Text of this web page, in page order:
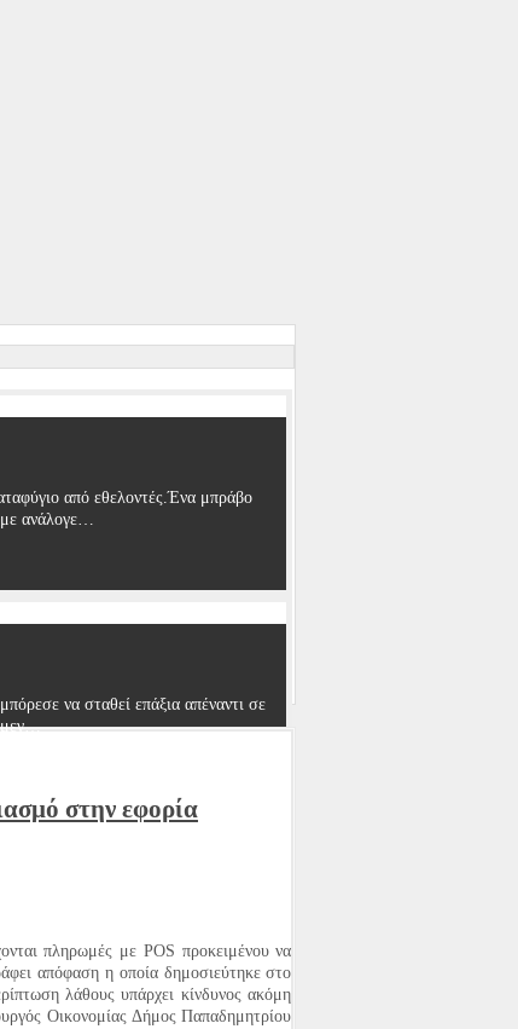
από εθελοντές.Ένα μπράβο
ανάλογε…
να σταθεί επάξια απέναντι σε
μεγ…
το 1870. Γιατρός στο επάγγελμα και
στην εφορία
πληρωμές με POS προκειμένου να
απόφαση η οποία δημοσιεύτηκε στο
λάθους υπάρχει κίνδυνος ακόμη
Οικονομίας Δήμος Παπαδημητρίου